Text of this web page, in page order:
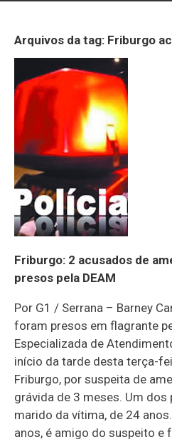
Arquivos da tag: Friburgo
Friburgo: 2 acusados de
presos pela DEAM
Por G1 / Serrana – Barney
foram presos em flagrante
Especializada de
início da tarde desta terça-
Friburgo, por suspeita de
grávida de 3 meses. Um dos
marido da vítima, de 24
anos, é amigo do suspeito e